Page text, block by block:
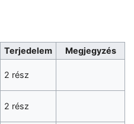
Terjedelem Megjegyzés
2 rész
2 rész